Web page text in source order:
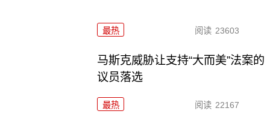
最热 阅读 23603
马斯克威胁让支持“大而美”法案的
议员落选
最热 阅读 22167